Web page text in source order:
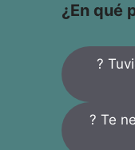
¿En qué
?
? Te